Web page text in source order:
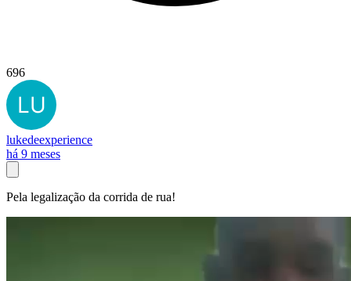
696
lukedeexperience
há 9 meses
Pela legalização da corrida de rua!